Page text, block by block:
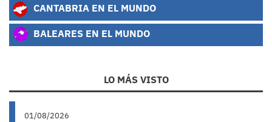
CANTABRIA EN EL MUNDO
BALEARES EN EL MUNDO
LO MÁS VISTO
01/08/2026